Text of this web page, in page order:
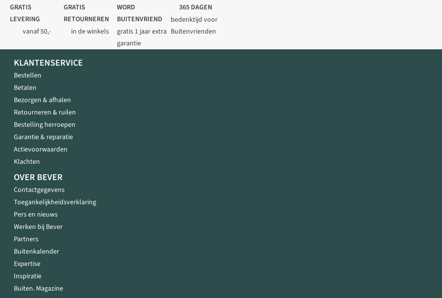
GRATIS
LEVERING
vanaf 50,-
GRATIS
RETOURNEREN
in de winkels
WORD
BUITENVRIEND
gratis 1 jaar extra
garantie
365 DAGEN
bedenktijd voor
Buitenvrienden
KLANTENSERVICE
Bestellen
Betalen
Bezorgen & afhalen
Retourneren & ruilen
Bestelling herroepen
Garantie & reparatie
Actievoorwaarden
Klachten
OVER BEVER
Contactgegevens
Toegankelijkheidsverklaring
Pers en nieuws
Werken bij Bever
Partners
Buitenkalender
Expertise
Inspiratie
Buiten. Magazine